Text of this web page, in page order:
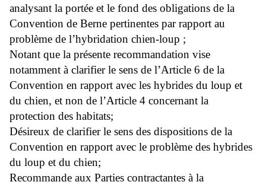
analysant la portée et le fond des obligations de la
Convention de Berne pertinentes par rapport au
problème de l’hybridation chien-loup ;
Notant que la présente recommandation vise
notamment à clarifier le sens de l’Article 6 de la
Convention en rapport avec les hybrides du loup et
du chien, et non de l’Article 4 concernant la
protection des habitats;
Désireux de clarifier le sens des dispositions de la
Convention en rapport avec le problème des hybrides
du loup et du chien;
Recommande aux Parties contractantes à la